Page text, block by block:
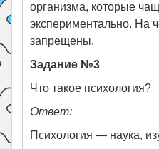
организма, которые
экспериментально. На
запрещены.
Задание №3
Что такое психология?
Ответ:
Психология — наука,